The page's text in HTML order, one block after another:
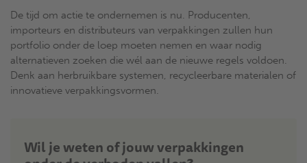
De tijd om actie te ondernemen is nu. Producenten,
importeurs en distributeurs van verpakkingen zullen hun
portfolio onder de loep moeten nemen en waar nodig
alternatieven zoeken die wél aan de nieuwe regels voldoen.
Denk aan herbruikbare systemen, recycleerbare materialen of
innovatieve verpakkingsvormen.
Wil je weten of jouw verpakkingen